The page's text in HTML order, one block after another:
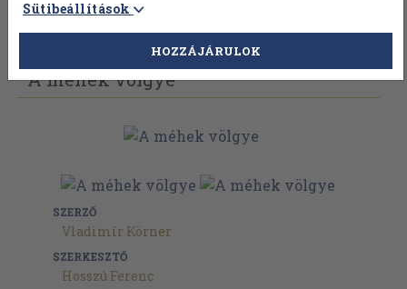
Vissza az előző oldalra Válasszon példányt
A méhek völgye
SZERZŐ
Vladimír Körner
SZERKESZTŐ
Hosszú Ferenc
Sütibeállítások
HOZZÁJÁRULOK